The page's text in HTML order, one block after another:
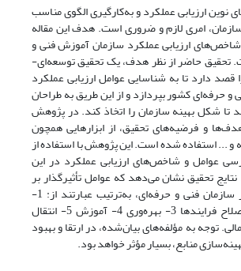
نوین ارزیابی عملکرد و به‌کارگیری الگوی مناسب
امری لازم و ضروری است. هدف این مقاله
ارزیابی عملکرد سازمان آموزش فنی و
تحقیق حاضر از نظر هدف، یک تحقیق توسعه‌ای-
قصد دارد تا به شناسایی عوامل ارزیابی عملکرد
حرفه‌ای کشور بپردازد و از این طریق به طراحان
تا شکل بهینه سازمان را اتخاذ کند. در پژوهش
و فرضیه‌های تحقیق، از ابزارهایی همچون
... استفاده شده است. این پژوهش با استفاده از
عوامل و شاخص‌های ارزیابی عملکرد در این
تحقیق نشان می‌دهد که عوامل تأثیرگذار بر
ارزیابی عملکرد در سازمان فنی و حرفه‌ای، به‌ترتیب عبارتند از: 1-
توانمندسازی 2- اصلاح فرایندها 3- بهره‌وری 4- آموزش 5- انتقال
مالی. توجه به مؤلفه‌های بیان‌شده، در ارتقا و بهبود
منابع، بسیار مؤثر خواهد بود.